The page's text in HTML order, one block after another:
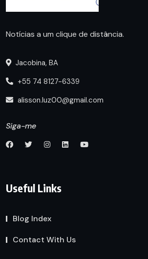
Notícias a um clique de distância.
Jacobina, BA
+55 74 8127-6339
alisson.luz00@gmail.com
Siga-me
Useful Links
Blog Index
Contact With Us